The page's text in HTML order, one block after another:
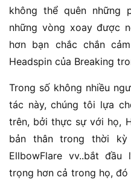
không thể quên những
những vòng xoay được
hơn bạn chắc chắn
Headspin của Breaking
Trong số không nhiều
tác này, chúng tôi lựa
trên, bởi thực sự với họ,
bản thân trong thời
EllbowFlare vv..bắt
trọng hơn cả trong họ,